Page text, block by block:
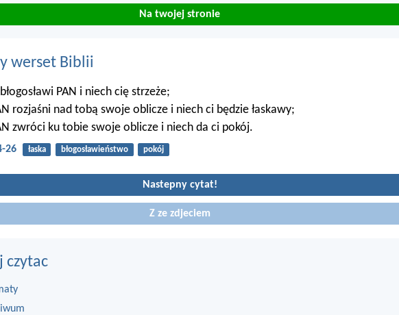
Na twojej stronie
werset Biblii
PAN i niech cię strzeże;
rozjaśni nad tobą swoje oblicze i niech ci będzie łaskawy;
zwróci ku tobie swoje oblicze i niech da ci pokój.
26 łaska błogosławieństwo pokój
Nastepny cytat!
Z ze zdjeciem
czytac